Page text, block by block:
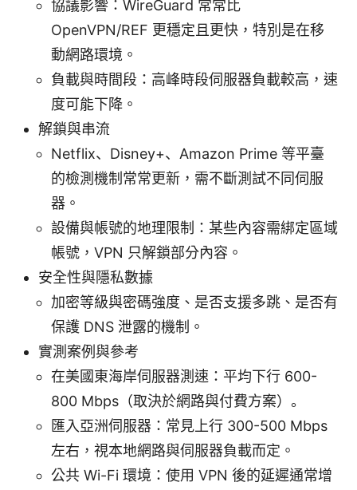
協議影響：WireGuard 常常比
OpenVPN/REF 更穩定且更快，特別是在移
動網路環境。
負載與時間段：高峰時段伺服器負載較高，速
度可能下降。
解鎖與串流
Netflix、Disney+、Amazon Prime 等平臺
的檢測機制常常更新，需不斷測試不同伺服
器。
設備與帳號的地理限制：某些內容需綁定區域
帳號，VPN 只解鎖部分內容。
安全性與隱私數據
加密等級與密碼強度、是否支援多跳、是否有
保護 DNS 泄露的機制。
實測案例與參考
在美國東海岸伺服器測速：平均下行 600-
800 Mbps（取決於網路與付費方案）。
匯入亞洲伺服器：常見上行 300-500 Mbps
左右，視本地網路與伺服器負載而定。
公共 Wi-Fi 環境：使用 VPN 後的延遲通常增